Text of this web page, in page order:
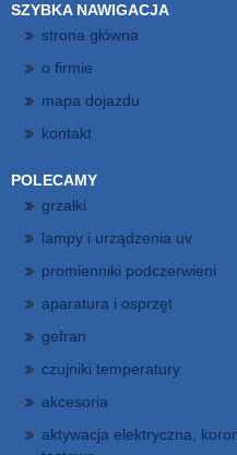
SZYBKA NAWIGACJA
strona główna
o firmie
mapa dojazdu
kontakt
POLECAMY
grzałki
lampy i urządzenia uv
promienniki podczerwieni
aparatura i osprzęt
gefran
czujniki temperatury
akcesoria
aktywacja elektryczna,